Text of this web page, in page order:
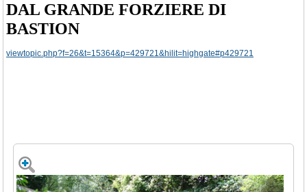
DAL GRANDE FORZIERE DI
BASTION
viewtopic.php?f=26&t=15364&p=429721&hilit=highgate#p429721